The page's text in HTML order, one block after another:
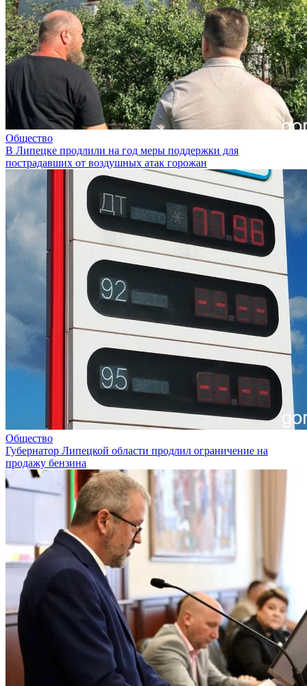
Общество
В Липецке продлили на год меры поддержки для
пострадавших от воздушных атак горожан
Общество
Губернатор Липецкой области продлил ограничение на
продажу бензина